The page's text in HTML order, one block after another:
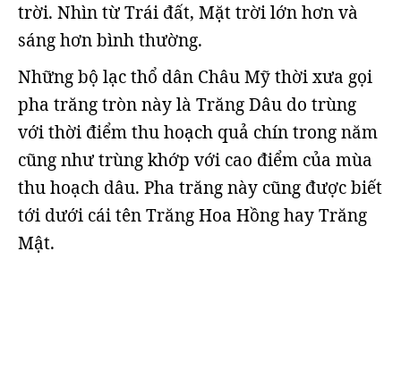
trời. Nhìn từ Trái đất, Mặt trời lớn hơn và
sáng hơn bình thường.
Những bộ lạc thổ dân Châu Mỹ thời xưa gọi
pha trăng tròn này là Trăng Dâu do trùng
với thời điểm thu hoạch quả chín trong năm
cũng như trùng khớp với cao điểm của mùa
thu hoạch dâu. Pha trăng này cũng được biết
tới dưới cái tên Trăng Hoa Hồng hay Trăng
Mật.